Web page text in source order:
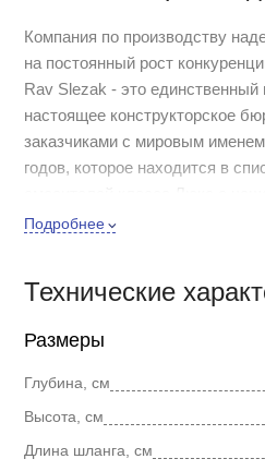
Компания по производству
на постоянный рост
Rav Slezak - это
настоящее конструкторское
заказчиками с мировым
годов, которое находится в
функциональностью.
правильные цилиндрические
строгость актуальных
Смеситель на борт ванны Rav
душевой лейки. Пластиковый
Пластиковая душевая лейка с
Подробнее
Технические
Размеры
Глубина, см
Высота, см
Длина шланга, см